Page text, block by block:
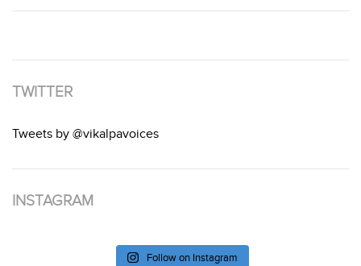
TWITTER
Tweets by @vikalpavoices
INSTAGRAM
Follow on Instagram